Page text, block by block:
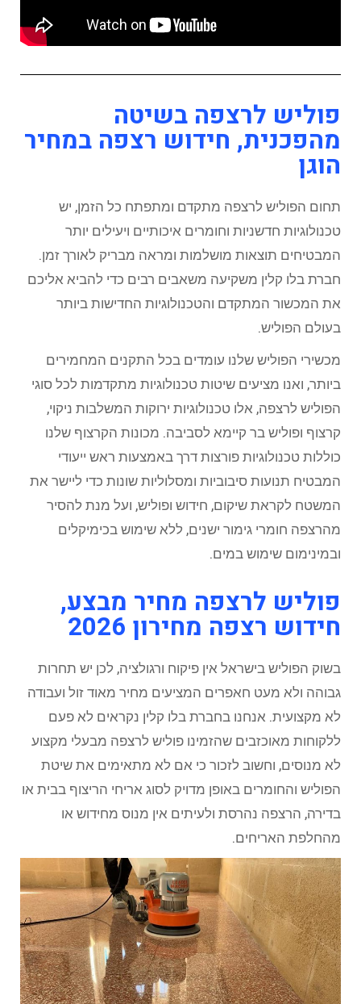
פוליש לרצפה בשיטה
מהפכנית, חידוש רצפה במחיר
הוגן
תחום הפוליש לרצפה מתקדם ומתפתח כל הזמן, יש
טכנולוגיות חדשניות וחומרים איכותיים ויעילים יותר
המבטיחים תוצאות מושלמות ומראה מבריק לאורך זמן.
חברת בלו קלין משקיעה משאבים רבים כדי להביא אליכם
את המכשור המתקדם והטכנולוגיות החדישות ביותר
בעולם הפוליש.
מכשירי הפוליש שלנו עומדים בכל התקנים המחמירים
ביותר, ואנו מציעים שיטות טכנולוגיות מתקדמות לכל סוגי
הפוליש לרצפה, אלו טכנולוגיות ירוקות המשלבות ניקוי,
קרצוף ופוליש בר קיימא לסביבה. מכונות הקרצוף שלנו
כוללות טכנולוגיות פורצות דרך באמצעות ראש ייעודי
המבטיח תנועות סיבוביות ומסלוליות שונות כדי ליישר את
המשטח לקראת שיקום, חידוש ופוליש, ועל מנת להסיר
מהרצפה חומרי גימור ישנים, ללא שימוש בכימיקלים
ובמינימום שימוש במים.
פוליש לרצפה מחיר מבצע,
חידוש רצפה מחירון 2026
בשוק הפוליש בישראל אין פיקוח ורגולציה, לכן יש תחרות
גבוהה ולא מעט חאפרים המציעים מחיר מאוד זול ועבודה
לא מקצועית. אנחנו בחברת בלו קלין נקראים לא פעם
ללקוחות מאוכזבים שהזמינו פוליש לרצפה מבעלי מקצוע
לא מנוסים, וחשוב לזכור כי אם לא מתאימים את שיטת
הפוליש והחומרים באופן מדויק לסוג אריחי הריצוף בבית או
בדירה, הרצפה נהרסת ולעיתים אין מנוס מחידוש או
מהחלפת האריחים.